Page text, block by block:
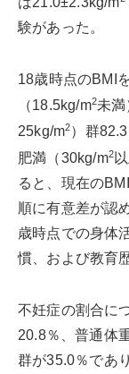
験があった。
18歳時点のBMI
（18.5kg/m2未
25kg/m2）群
肥満（30kg/m2
ると、現在の
順に有意差が認
歳時点での身体
慣、および教育
不妊症の割合に
20.8％、普通体
群が35.0％であ